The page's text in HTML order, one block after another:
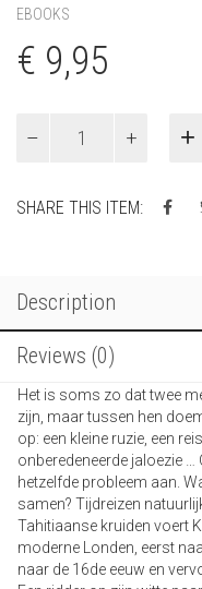
EBOOKS
€ 9,95
"Milkshake"
Plotnikov
SHARE THIS ITEM:
Description
Reviews (0)
Het is soms zo dat twee
zijn, maar tussen hen
op: een kleine ruzie, een
onberedeneerde jaloezie
hetzelfde probleem aan.
samen? Tijdreizen
Tahitiaanse kruiden voert
moderne Londen, eerst
naar de 16de eeuw en